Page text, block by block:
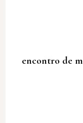
encontro de